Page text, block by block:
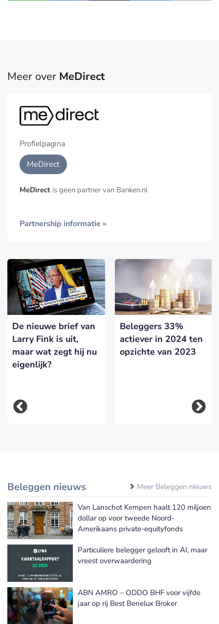
Meer over MeDirect
Profielpagina
MeDirect
MeDirect is geen partner van Banken.nl
Partnership informatie »
De nieuwe brief van
Larry Fink is uit,
maar wat zegt hij nu
eigenlijk?
Beleggers 33%
actiever in 2024 ten
opzichte van 2023
Beleggen nieuws Meer Beleggen nieuws
Van Lanschot Kempen haalt 120 miljoen
dollar op voor tweede Noord-
Amerikaans private-equityfonds
Particuliere belegger gelooft in AI, maar
vreest overwaardering
ABN AMRO – ODDO BHF voor vijfde
jaar op rij Best Benelux Broker